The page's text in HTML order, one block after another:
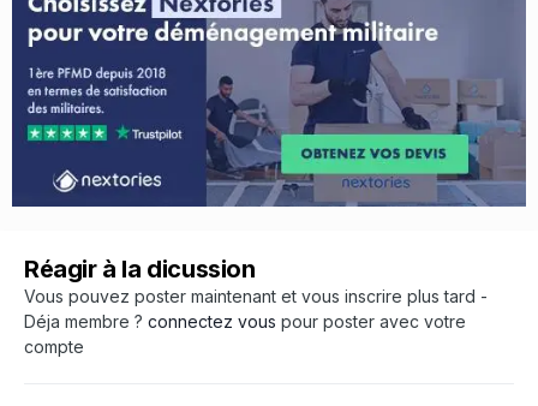
Réagir à la dicussion
Vous pouvez poster maintenant et vous inscrire plus tard -
Déja membre ? connectez vous pour poster avec votre
compte